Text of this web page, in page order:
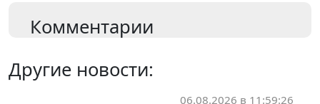
Комментарии
Другие новости:
06.08.2026 в 11:59:26